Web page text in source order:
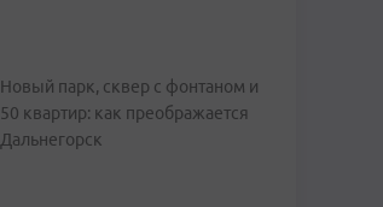
Новый парк, сквер с фонтаном и
50 квартир: как преображается
Дальнегорск